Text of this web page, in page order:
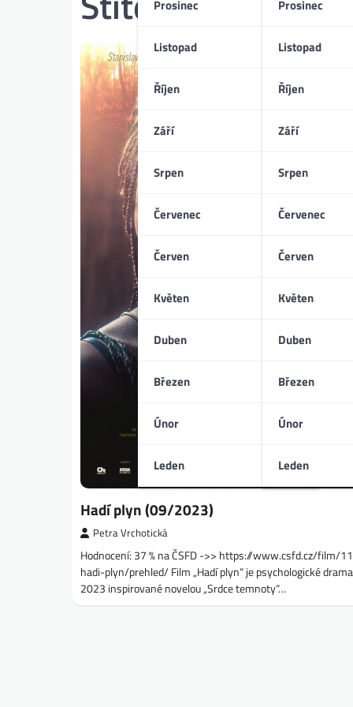
Prosinec
Listopad
Říjen
Září
Srpen
Červenec
Červen
Květen
Duben
Březen
Únor
Leden
Prosinec
Listopad
Říjen
Září
Srpen
Červenec
Červen
Květen
Duben
Březen
Únor
Leden
Hadí plyn (09/2023)
Petra Vrchotická
Hodnocení: 37 % na ČSFD ->> https://www.csfd.cz/film/
hadi-plyn/prehled/ Film „Hadí plyn“ je psychologické
2023 inspirované novelou „Srdce temnoty“…